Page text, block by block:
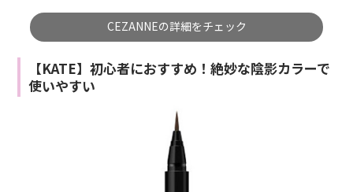
CEZANNEの詳細をチェック
【KATE】初心者におすすめ！絶妙な陰影カラーで
使いやすい